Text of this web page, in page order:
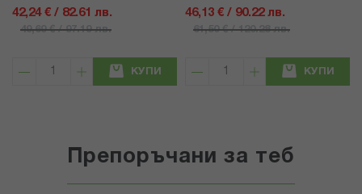
42,24 € / 82.61 лв.
49,69 € / 97.19 лв.
КУПИ
46,13 € / 90.22 лв.
61,50 € / 120.28 лв.
КУПИ
Препоръчани за теб